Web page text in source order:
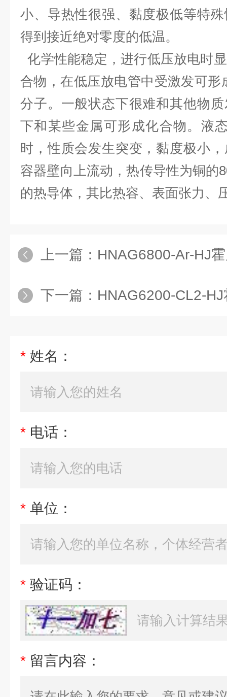
小、导热性很强、黏度极低等特
得到接近绝对零度的低温。
化学性能稳定，进行低压放电时
合物 ，在低压放电管中受激发可
分子。一般状态下很难和其他物
下和某些金属可形成化合物。液
时，性质会发生突变，黏度极小
容器壁向上流动，热传导性为铜的
的热导体，其比热容、表面张力、
上一篇： HNAG6800-Ar-HJ霍尼艾格管
下一篇： HNAG6200-CL2-HJ霍尼艾格管道
* 姓名：
* 电话：
* 单位：
* 验证码：
* 留言内容：